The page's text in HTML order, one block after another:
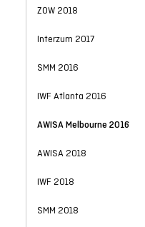
ZOW 2018
Interzum 2017
SMM 2016
IWF Atlanta 2016
AWISA Melbourne 2016
AWISA 2018
IWF 2018
SMM 2018